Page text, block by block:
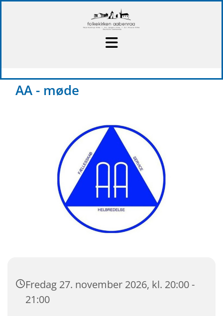
AA - møde
Fredag 27. november 2026, kl. 20:00 -
21:00